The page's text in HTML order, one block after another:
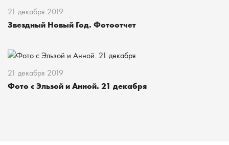
21 декабря 2019
Звездный Новый Год. Фотоотчет
21 декабря 2019
Фото с Эльзой и Анной. 21 декабря